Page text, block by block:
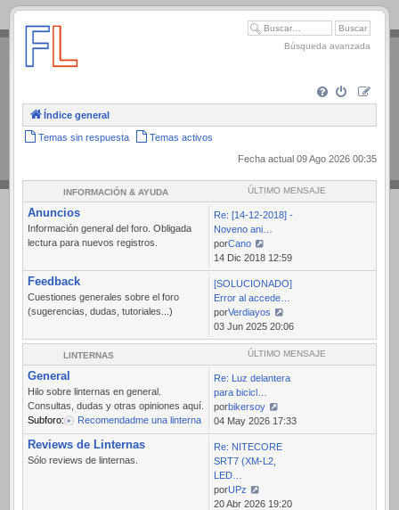
.
Búsqueda avanzada
Índice general
Temas sin respuesta
Temas activos
Fecha actual 09 Ago 2026 00:35
INFORMACIÓN & AYUDA ÚLTIMO MENSAJE
Anuncios
Información general del foro. Obligada
lectura para nuevos registros.
Re: [14-12-2018] -
Noveno ani…
porCano
Ver
último
mensaje
14 Dic 2018 12:59
Feedback
Cuestiones generales sobre el foro
(sugerencias, dudas, tutoriales...)
[SOLUCIONADO]
Error al accede…
porVerdiayos
Ver
último
mensaje
03 Jun 2025 20:06
LINTERNAS ÚLTIMO MENSAJE
General
Hilo sobre linternas en general.
Consultas, dudas y otras opiniones aquí.
Subforo:
Recomendadme una linterna
Re: Luz delantera
para bicicl…
porbikersoy
Ver
último
mensaje
04 May 2026 17:33
Reviews de Linternas
Sólo reviews de linternas.
Re: NITECORE
SRT7 (XM-L2,
LED…
porUPz
Ver
20 Abr 2026 19:20